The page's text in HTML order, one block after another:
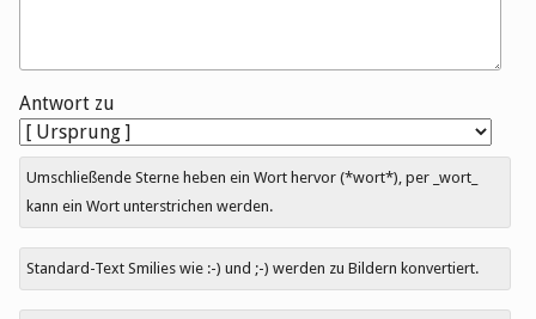
Antwort zu
Umschließende Sterne heben ein Wort hervor (*wort*), per _wort_
kann ein Wort unterstrichen werden.
Standard-Text Smilies wie :-) und ;-) werden zu Bildern konvertiert.